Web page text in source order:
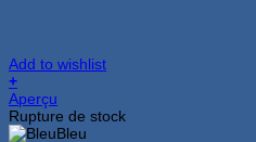
Add to wishlist
+
Ce
produit
a
Aperçu
Rupture de stock
Bleu